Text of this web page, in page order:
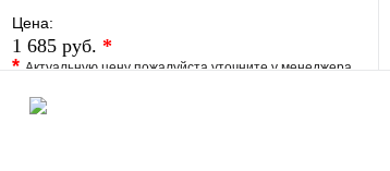
Цена:
1 685 руб. *
*Актуальную цену пожалуйста уточните у менеджера
В избранное